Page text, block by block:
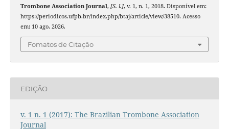
Trombone Association Journal, [S. l.], v. 1, n. 1, 2018. Disponível em:
https://periodicos.ufpb.br/index.php/btaj/article/view/38510. Acesso
em: 10 ago. 2026.
Fomatos de Citação
EDIÇÃO
v. 1 n. 1 (2017): The Brazilian Trombone Association
Journal